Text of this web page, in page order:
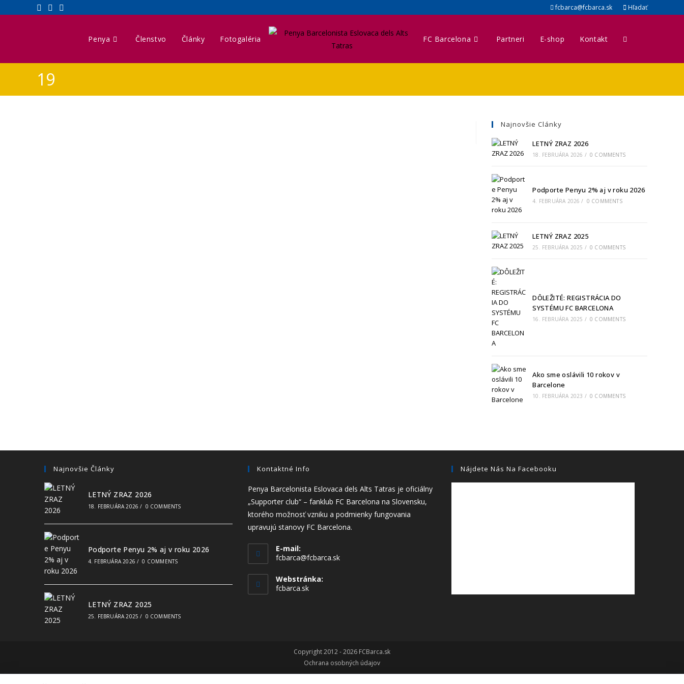
fcbarca@fcbarca.sk Hľadať
Penya Členstvo Články Fotogaléria FC Barcelona Partneri E-shop Kontakt Toggle
19
Najnovšie Clánky
LETNÝ ZRAZ 2026
18. FEBRUÁRA 2026 / 0 COMMENTS
Podporte Penyu 2% aj v roku 2026
4. FEBRUÁRA 2026 / 0 COMMENTS
LETNÝ ZRAZ 2025
25. FEBRUÁRA 2025 / 0 COMMENTS
DÔLEŽITÉ: REGISTRÁCIA DO
SYSTÉMU FC BARCELONA
16. FEBRUÁRA 2025 / 0 COMMENTS
Ako sme oslávili 10 rokov v
Barcelone
10. FEBRUÁRA 2023 / 0 COMMENTS
Najnovšie Články
LETNÝ ZRAZ 2026
18. FEBRUÁRA 2026 / 0 COMMENTS
Podporte Penyu 2% aj v roku 2026
4. FEBRUÁRA 2026 / 0 COMMENTS
LETNÝ ZRAZ 2025
25. FEBRUÁRA 2025 / 0 COMMENTS
Kontaktné Info
Penya Barcelonista Eslovaca dels Alts Tatras je oficiálny
„Supporter club“ – fanklub FC Barcelona na Slovensku,
ktorého možnosť vzniku a podmienky fungovania
upravujú stanovy FC Barcelona.
E-mail:
fcbarca@fcbarca.skOpens
Webstránka:
fcbarca.sk
Nájdete Nás Na Facebooku
Copyright 2012 - 2026 FCBarca.sk
Ochrana osobných údajov